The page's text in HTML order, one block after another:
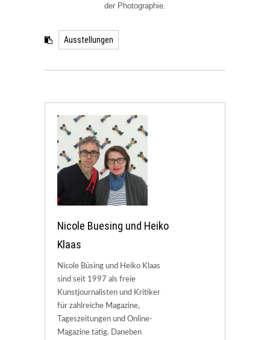
der Photographie.
Ausstellungen
Nicole Buesing und Heiko
Klaas
Nicole Büsing und Heiko Klaas
sind seit 1997 als freie
Kunstjournalisten und Kritiker
für zahlreiche Magazine,
Tageszeitungen und Online-
Magazine tätig. Daneben